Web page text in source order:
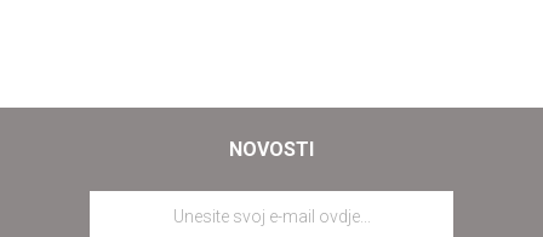
NOVOSTI